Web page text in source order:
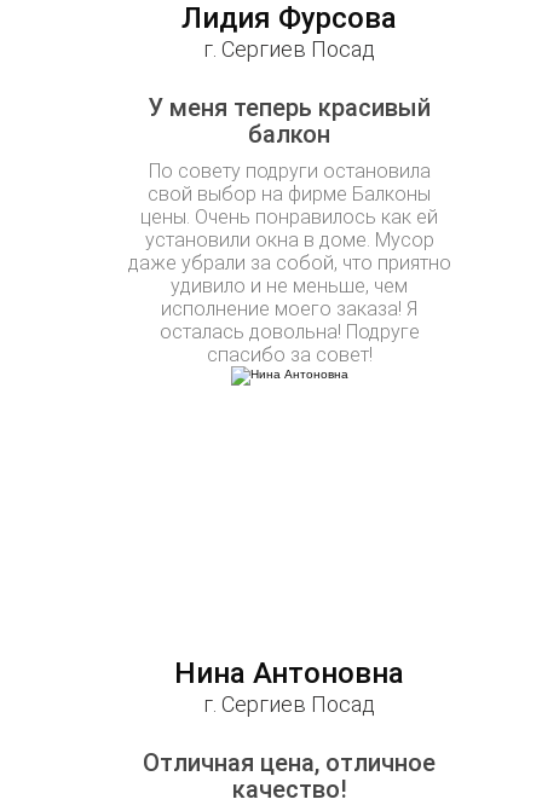
Лидия Фурсова
г. Сергиев Посад
У меня теперь красивый
балкон
По совету подруги остановила
свой выбор на фирме Балконы
цены. Очень понравилось как ей
установили окна в доме. Мусор
даже убрали за собой, что приятно
удивило и не меньше, чем
исполнение моего заказа! Я
осталась довольна! Подруге
спасибо за совет!
Нина Антоновна
г. Сергиев Посад
Отличная цена, отличное
качество!